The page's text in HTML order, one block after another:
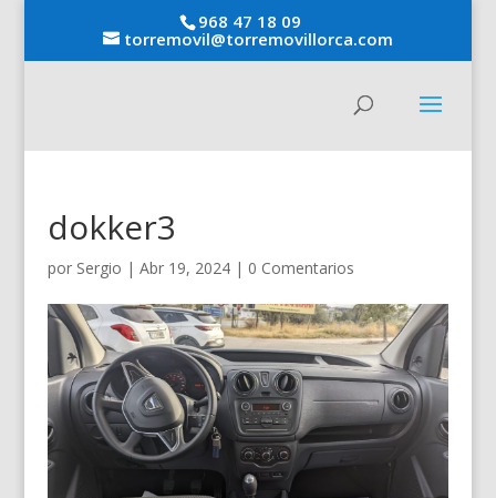
968 47 18 09
torremovil@torremovillorca.com
dokker3
por Sergio | Abr 19, 2024| 0 Comentarios